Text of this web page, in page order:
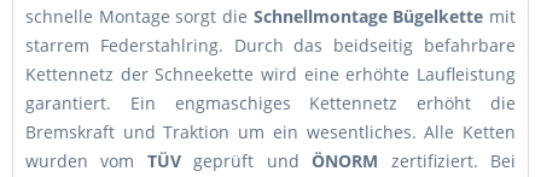
schnelle Montage sorgt die Schnellmontage Bügelkette mit
starrem Federstahlring. Durch das beidseitig befahrbare
Kettennetz der Schneekette wird eine erhöhte Laufleistung
garantiert. Ein engmaschiges Kettennetz erhöht die
Bremskraft und Traktion um ein wesentliches. Alle Ketten
wurden vom TÜVgeprüft undÖNORM zertifiziert. Bei